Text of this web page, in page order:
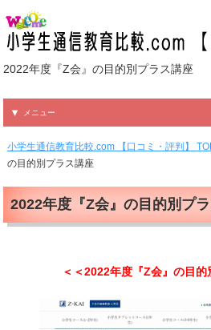
2022年度『Z会』の目的別プラス講座
メニュー
小学生通信教育比較.com 【口コミ・評判】
の目的別プラス講座
2022年度『Z会』の目的別プ
＜＜2022年度『Z会』の目的